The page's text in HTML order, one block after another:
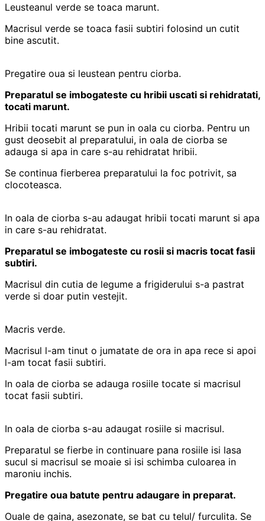
Leusteanul verde se toaca marunt.
Macrisul verde se toaca fasii subtiri folosind un cutit
bine ascutit.
Pregatire oua si leustean pentru ciorba.
Preparatul se imbogateste cu hribii uscati si rehidratati,
tocati marunt.
Hribii tocati marunt se pun in oala cu ciorba. Pentru un
gust deosebit al preparatului, in oala de ciorba se
adauga si apa in care s-au rehidratat hribii.
Se continua fierberea preparatului la foc potrivit, sa
clocoteasca.
In oala de ciorba s-au adaugat hribii tocati marunt si apa
in care s-au rehidratat.
Preparatul se imbogateste cu rosii si macris tocat fasii
subtiri.
Macrisul din cutia de legume a frigiderului s-a pastrat
verde si doar putin vestejit.
Macris verde.
Macrisul l-am tinut o jumatate de ora in apa rece si apoi
l-am tocat fasii subtiri.
In oala de ciorba se adauga rosiile tocate si macrisul
tocat fasii subtiri.
In oala de ciorba s-au adaugat rosiile si macrisul.
Preparatul se fierbe in continuare pana rosiile isi lasa
sucul si macrisul se moaie si isi schimba culoarea in
maroniu inchis.
Pregatire oua batute pentru adaugare in preparat.
Ouale de gaina, asezonate, se bat cu telul/ furculita. Se